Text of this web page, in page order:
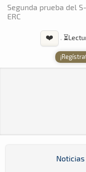
Segunda prueba del
ERC
❤️ · ⏳
Noticias